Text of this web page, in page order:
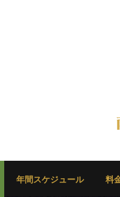
年間スケジュール 料